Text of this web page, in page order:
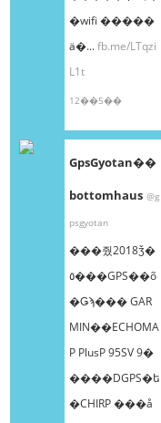
�wifi �����
ä�...fb.me/LTqzi
L1t
12��5��
GpsGyotan��
bottomhaus @g
psgyotan
���줬2018ǯ�
٥���GPS��õ
�Ǥϡ��� GAR
MIN��ECHOMA
P PlusP 95SV 9�
����DGPS�ե
�CHIRP ���å